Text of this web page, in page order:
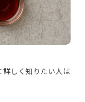
しく知りたい人は